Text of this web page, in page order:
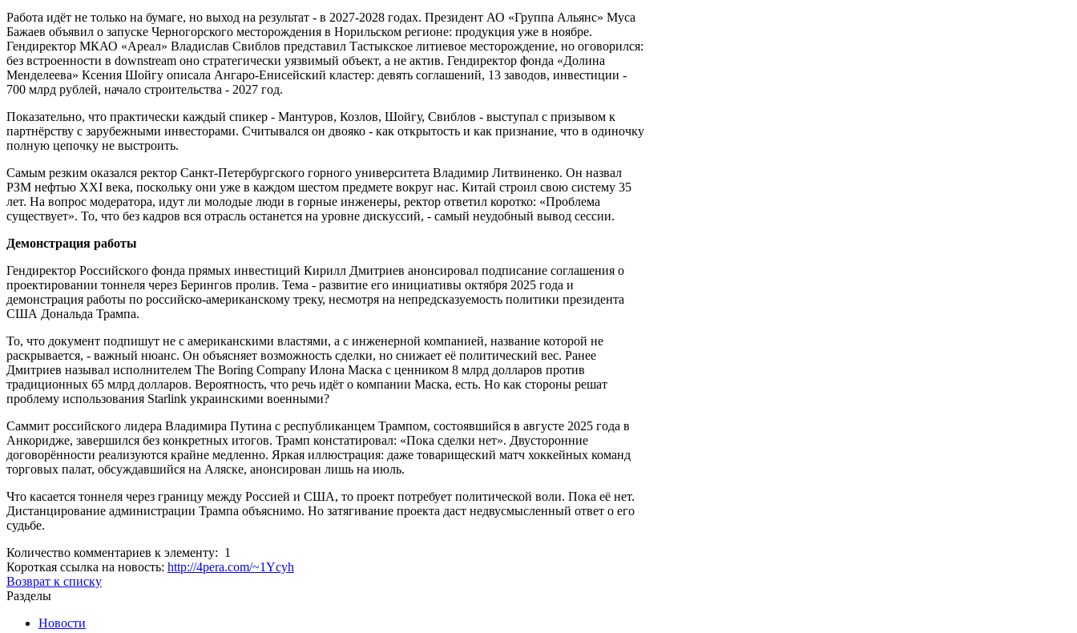
Работа идёт не только на бумаге, но выход на результат - в 2027-2028 годах. Президент АО «Группа Альянс» Муса
Бажаев объявил о запуске Черногорского месторождения в Норильском регионе: продукция уже в ноябре.
Гендиректор МКАО «Ареал» Владислав Свиблов представил Тастыкское литиевое месторождение, но оговорился:
без встроенности в downstream оно стратегически уязвимый объект, а не актив. Гендиректор фонда «Долина
Менделеева» Ксения Шойгу описала Ангаро-Енисейский кластер: девять соглашений, 13 заводов, инвестиции -
700 млрд рублей, начало строительства - 2027 год.
Показательно, что практически каждый спикер - Мантуров, Козлов, Шойгу, Свиблов - выступал с призывом к
партнёрству с зарубежными инвесторами. Считывался он двояко - как открытость и как признание, что в одиночку
полную цепочку не выстроить.
Самым резким оказался ректор Санкт-Петербургского горного университета Владимир Литвиненко. Он назвал
РЗМ нефтью XXI века, поскольку они уже в каждом шестом предмете вокруг нас. Китай строил свою систему 35
лет. На вопрос модератора, идут ли молодые люди в горные инженеры, ректор ответил коротко: «Проблема
существует». То, что без кадров вся отрасль останется на уровне дискуссий, - самый неудобный вывод сессии.
Демонстрация работы
Гендиректор Российского фонда прямых инвестиций Кирилл Дмитриев анонсировал подписание соглашения о
проектировании тоннеля через Берингов пролив. Тема - развитие его инициативы октября 2025 года и
демонстрация работы по российско-американскому треку, несмотря на непредсказуемость политики президента
США Дональда Трампа.
То, что документ подпишут не с американскими властями, а с инженерной компанией, название которой не
раскрывается, - важный нюанс. Он объясняет возможность сделки, но снижает её политический вес. Ранее
Дмитриев называл исполнителем The Boring Company Илона Маска с ценником 8 млрд долларов против
традиционных 65 млрд долларов. Вероятность, что речь идёт о компании Маска, есть. Но как стороны решат
проблему использования Starlink украинскими военными?
Саммит российского лидера Владимира Путина с республиканцем Трампом, состоявшийся в августе 2025 года в
Анкоридже, завершился без конкретных итогов. Трамп констатировал: «Пока сделки нет». Двусторонние
договорённости реализуются крайне медленно. Яркая иллюстрация: даже товарищеский матч хоккейных команд
торговых палат, обсуждавшийся на Аляске, анонсирован лишь на июль.
Что касается тоннеля через границу между Россией и США, то проект потребует политической воли. Пока её нет.
Дистанцирование администрации Трампа объяснимо. Но затягивание проекта даст недвусмысленный ответ о его
судьбе.
Количество комментариев к элементу: 1
Короткая ссылка на новость: http://4pera.com/~1Ycyh
Возврат к списку
Разделы
Новости